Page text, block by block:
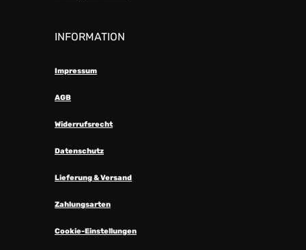
INFORMATION
Impressum
AGB
Widerrufsrecht
Datenschutz
Lieferung & Versand
Zahlungsarten
Cookie-Einstellungen